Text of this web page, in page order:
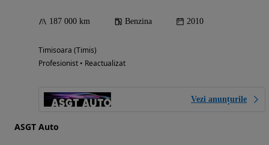
187 000 km Benzina 2010
Timisoara (Timis)
Profesionist • Reactualizat
Vezi anunțurile
ASGT Auto